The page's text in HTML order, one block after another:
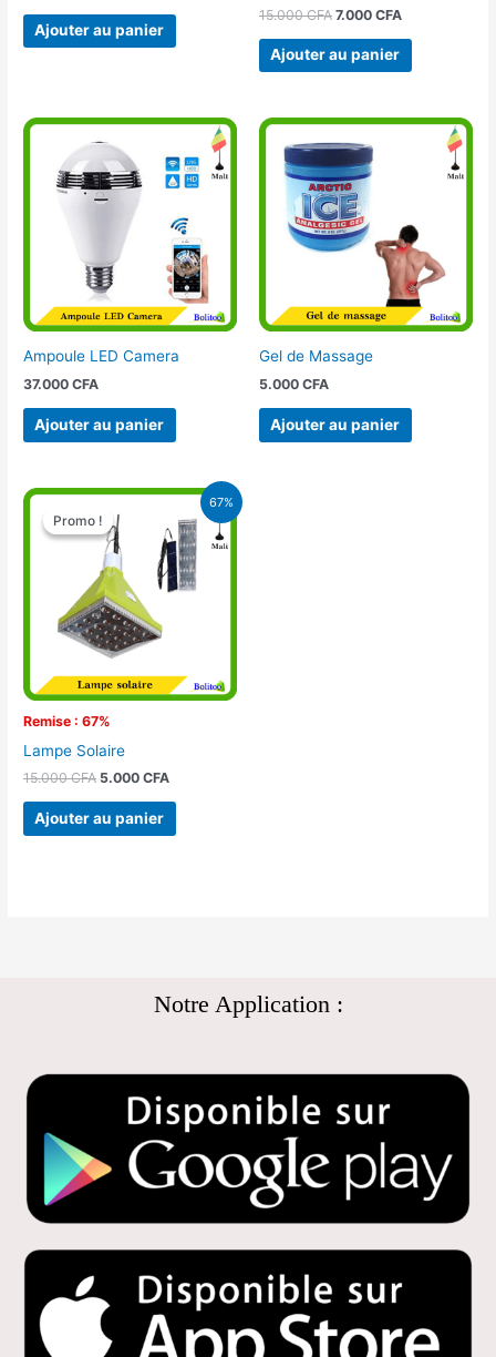
Ajouter au panier
15.000CFA 7.000 CFA
Ajouter au panier
Ampoule LED Camera
37.000CFA
Ajouter au panier
Gel de Massage
5.000 CFA
Ajouter au panier
67%
Promo !
Remise : 67%
Promo !
Lampe Solaire
15.000CFA
Le
prix
initial
était :
15.000 CFA.
5.000CFA
Le
actuel
est :
5.000 CFA.
Ajouter au panier
Notre Application :